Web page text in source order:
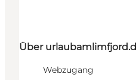
Über
Webzugang